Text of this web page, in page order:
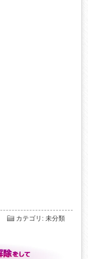
カテゴリ : 未分類